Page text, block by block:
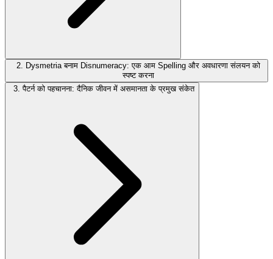
2. Dysmetria बनाम Disnumeracy: एक आम Spelling और अवधारणा संलयन को
स्पष्ट करना
3. पैटर्न को पहचानना: दैनिक जीवन में असमानता के प्रमुख संकेत